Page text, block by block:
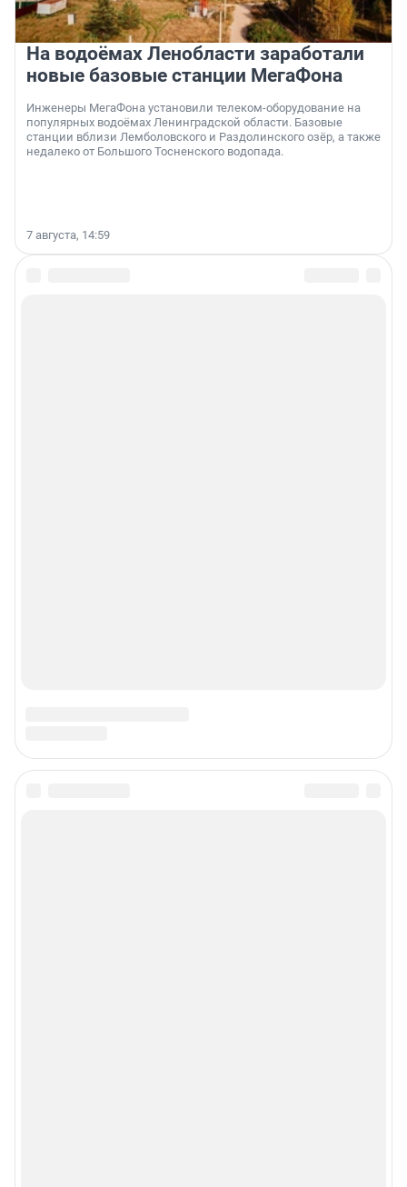
На водоёмах Ленобласти заработали
новые базовые станции МегаФона
Инженеры МегаФона установили телеком-оборудование на
популярных водоёмах Ленинградской области. Базовые
станции вблизи Лемболовского и Раздолинского озёр, а также
недалеко от Большого Тосненского водопада.
7 августа, 14:59